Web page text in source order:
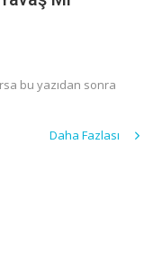
bu yazıdan sonra
Daha Fazlası